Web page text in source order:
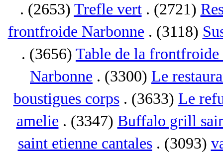
. (2653) Trefle vert. (2721)
frontfroide Narbonne . (3118)
. (3656) Table de la frontfroide
Narbonne . (3300) Le
boustigues corps. (3633) Le
amelie . (3347) Buffalo grill
saint etienne cantales. (3093)